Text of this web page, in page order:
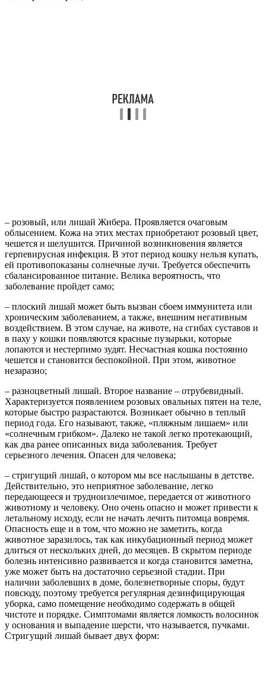
– розовый, или лишай Жибера. Проявляется очаговым
облысением. Кожа на этих местах приобретают розовый цвет,
чешется и шелушится. Причиной возникновения является
герпевирусная инфекция. В этот период кошку нельзя купать,
ей противопоказаны солнечные лучи. Требуется обеспечить
сбалансированное питание. Велика вероятность, что
заболевание пройдет само;
– плоский лишай может быть вызван сбоем иммунитета или
хроническим заболеванием, а также, внешним негативным
воздействием. В этом случае, на животе, на сгибах суставов и
в паху у кошки появляются красные пузырьки, которые
лопаются и нестерпимо зудят. Несчастная кошка постоянно
чешется и становится беспокойной. При этом, животное
незаразно;
– разноцветный лишай. Второе название – отрубевидный.
Характеризуется появлением розовых овальных пятен на теле,
которые быстро разрастаются. Возникает обычно в теплый
период года. Его называют, также, «пляжным лишаем» или
«солнечным грибком». Далеко не такой легко протекающий,
как два ранее описанных вида заболевания. Требует
серьезного лечения. Опасен для человека;
– стригущий лишай, о котором мы все наслышаны в детстве.
Действительно, это неприятное заболевание, легко
передающееся и трудноизлечимое, передается от животного
животному и человеку. Оно очень опасно и может привести к
летальному исходу, если не начать лечить питомца вовремя.
Опасность еще и в том, что можно не заметить, когда
животное заразилось, так как инкубационный период может
длиться от нескольких дней, до месяцев. В скрытом периоде
болезнь интенсивно развивается и когда становится заметна,
уже может быть на достаточно серьезной стадии. При
наличии заболевших в доме, болезнетворные споры, будут
повсюду, поэтому требуется регулярная дезинфицирующая
уборка, само помещение необходимо содержать в общей
чистоте и порядке. Симптомами является ломкость волосинок
у основания и выпадение шерсти, что называется, пучками.
Стригущий лишай бывает двух форм: